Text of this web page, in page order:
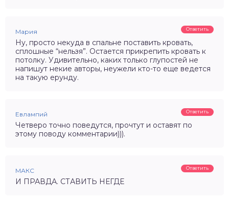
Мария Ответить
Ну, просто некуда в спальне поставить кровать,
сплошные “нельзя”. Остается прикрепить кровать к
потолку. Удивительно, каких только глупостей не
напишут некие авторы, неужели кто-то еще ведется
на такую ерунду.
Евлампий Ответить
Четверо точно поведутся, прочтут и оставят по
этому поводу комментарии))).
МАКС Ответить
И ПРАВДА. СТАВИТЬ НЕГДЕ